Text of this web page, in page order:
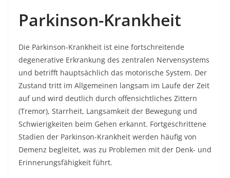
Parkinson-Krankheit
Die Parkinson-Krankheit ist eine fortschreitende
degenerative Erkrankung des zentralen Nervensystems
und betrifft hauptsächlich das motorische System. Der
Zustand tritt im Allgemeinen langsam im Laufe der Zeit
auf und wird deutlich durch offensichtliches Zittern
(Tremor), Starrheit, Langsamkeit der Bewegung und
Schwierigkeiten beim Gehen erkannt. Fortgeschrittene
Stadien der Parkinson-Krankheit werden häufig von
Demenz begleitet, was zu Problemen mit der Denk- und
Erinnerungsfähigkeit führt.